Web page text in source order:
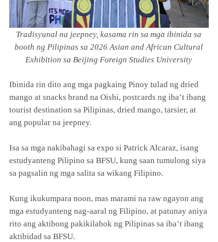
Tradisyunal na jeepney, kasama rin sa mga ibinida sa
booth ng Pilipinas sa 2026 Asian and African Cultural
Exhibition sa Beijing Foreign Studies University
Ibinida rin dito ang mga pagkaing Pinoy tulad ng dried
mango at snacks brand na Oishi, postcards ng iba’t ibang
tourist destination sa Pilipinas, dried mango, tarsier, at
ang popular na jeepney.
Isa sa mga nakibahagi sa expo si Patrick Alcaraz, isang
estudyanteng Pilipino sa BFSU, kung saan tumulong siya
sa pagsalin ng mga salita sa wikang Filipino.
Kung ikukumpara noon, mas marami na raw ngayon ang
mga estudyanteng nag-aaral ng Filipino, at patunay aniya
rito ang aktibong pakikilahok ng Pilipinas sa iba’t ibang
aktibidad sa BFSU.